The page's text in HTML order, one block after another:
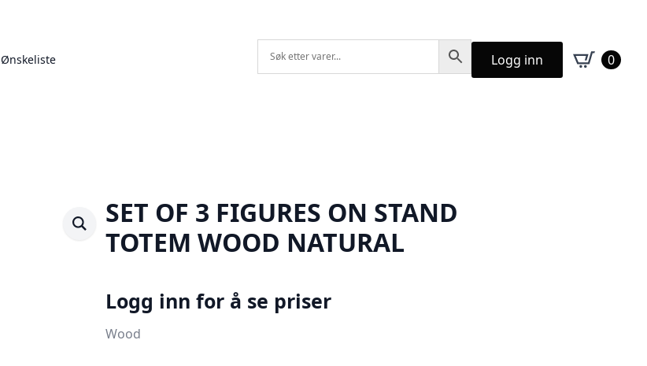
Ønskeliste Logg inn 0
SET OF 3 FIGURES ON STAND
TOTEM WOOD NATURAL
Logg inn for å se priser
Wood